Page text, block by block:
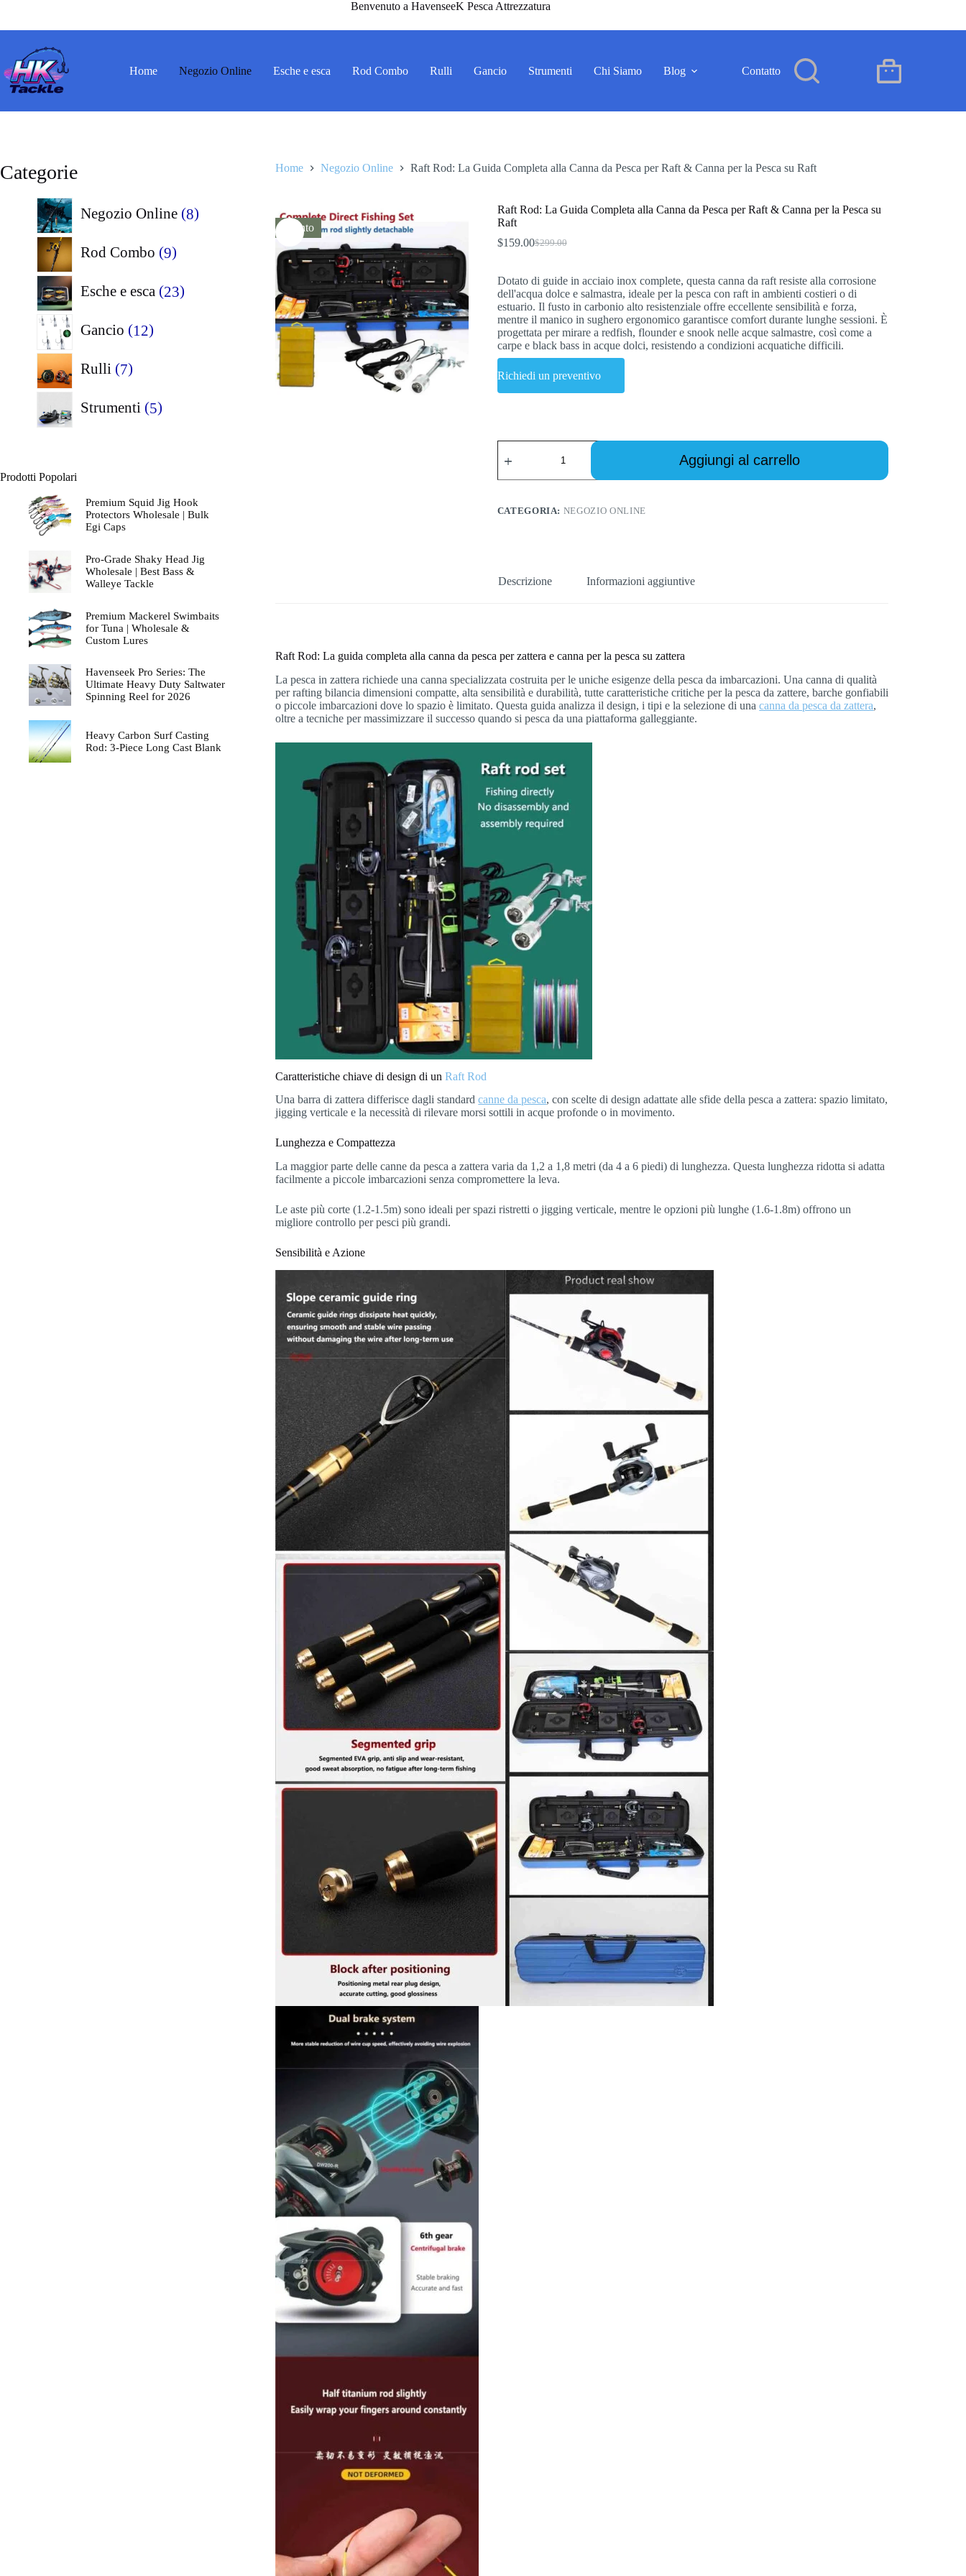
contenuto
Benvenuto a HavenseeK Pesca Attrezzatura
Home Negozio Online Esche e esca Rod Combo Rulli Gancio Strumenti Chi Siamo Blog Contatto Carrello
Home Negozio Online Raft Rod: La Guida Completa alla Canna da Pesca per Raft & Canna per la Pesca su Raft
Sconto
Raft Rod: La Guida Completa alla Canna da Pesca per Raft & Canna per la Pesca su
Raft
$299.00
Il
originale
era:
$299.00.
$159.00Il
attuale
è:
$159.00.
Dotato di guide in acciaio inox complete, questa canna da raft resiste alla corrosione
dell'acqua dolce e salmastra, ideale per la pesca con raft in ambienti costieri o di
estuario. Il fusto in carbonio alto resistenziale offre eccellente sensibilità e forza,
mentre il manico in sughero ergonomico garantisce comfort durante lunghe sessioni. È
progettata per mirare a redfish, flounder e snook nelle acque salmastre, così come a
carpe e black bass in acque dolci, resistendo a condizioni acquatiche difficili.
Richiedi un preventivo
Rod:
Complete
to
for
Aggiungi al carrello
CATEGORIA: NEGOZIO ONLINE
Descrizione Informazioni aggiuntive
Raft Rod: La guida completa alla canna da pesca per zattera e canna per la pesca su zattera
La pesca in zattera richiede una canna specializzata costruita per le uniche esigenze della pesca da imbarcazioni. Una canna di qualità
per rafting bilancia dimensioni compatte, alta sensibilità e durabilità, tutte caratteristiche critiche per la pesca da zattere, barche gonfiabili
o piccole imbarcazioni dove lo spazio è limitato. Questa guida analizza il design, i tipi e la selezione di unacanna da pesca da zattera,
oltre a tecniche per massimizzare il successo quando si pesca da una piattaforma galleggiante.
Caratteristiche chiave di design di unRaft Rod
Una barra di zattera differisce dagli standardcanne da pesca, con scelte di design adattate alle sfide della pesca a zattera: spazio limitato,
jigging verticale e la necessità di rilevare morsi sottili in acque profonde o in movimento.
Lunghezza e Compattezza
La maggior parte delle canne da pesca a zattera varia da 1,2 a 1,8 metri (da 4 a 6 piedi) di lunghezza. Questa lunghezza ridotta si adatta
facilmente a piccole imbarcazioni senza compromettere la leva.
Le aste più corte (1.2-1.5m) sono ideali per spazi ristretti o jigging verticale, mentre le opzioni più lunghe (1.6-1.8m) offrono un
migliore controllo per pesci più grandi.
Sensibilità e Azione
Categorie
Negozio Online 88
Rod Combo 99
Esche e esca 2323
Gancio 1212
Rulli
77
Strumenti
55
Prodotti Popolari
Premium Squid Jig Hook
Protectors Wholesale | Bulk
Egi Caps
Pro-Grade Shaky Head Jig
Wholesale | Best Bass &
Walleye Tackle
Premium Mackerel Swimbaits
for Tuna | Wholesale &
Custom Lures
Havenseek Pro Series: The
Ultimate Heavy Duty Saltwater
Spinning Reel for 2026
Heavy Carbon Surf Casting
Rod: 3-Piece Long Cast Blank